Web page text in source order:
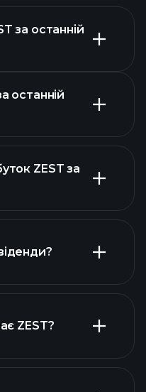
за останній
останній
звітах
ZEST за
ZEST?